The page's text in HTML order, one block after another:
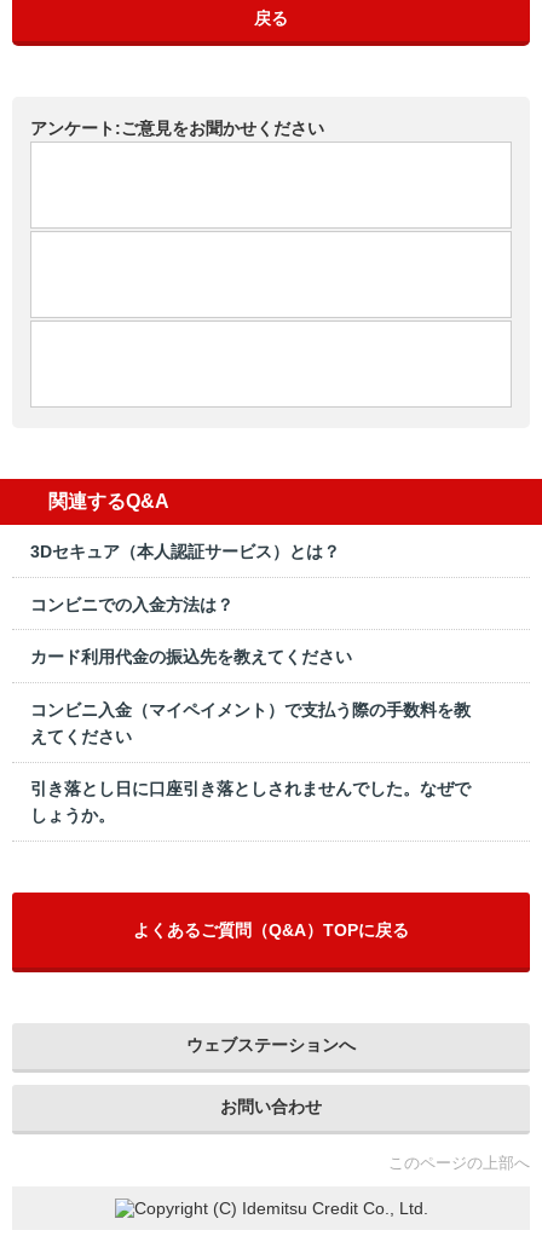
戻る
アンケート:ご意見をお聞かせください
関連するQ&A
3Dセキュア（本人認証サービス）とは？
コンビニでの入金方法は？
カード利用代金の振込先を教えてください
コンビニ入金（マイペイメント）で支払う際の手数料を教
えてください
引き落とし日に口座引き落としされませんでした。なぜで
しょうか。
よくあるご質問（Q&A）TOPに戻る
ウェブステーションへ
お問い合わせ
このページの上部へ